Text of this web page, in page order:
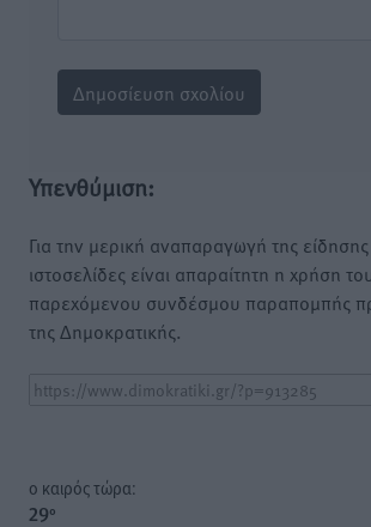
Υπενθύμιση:
Για την μερική αναπαραγωγή της
ιστοσελίδες είναι απαραίτητη η χρήση
παρεχόμενου συνδέσμου παραπομπής
της Δημοκρατικής.
o καιρός τώρα:
29°